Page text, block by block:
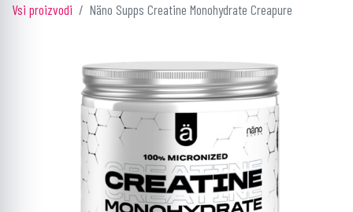
Vsi proizvodi Näno Supps Creatine Monohydrate Creapure